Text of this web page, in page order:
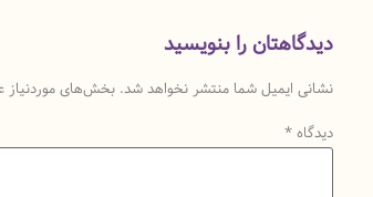
دیدگاهتان را بنویسید
نشانی ایمیل شما منتشر نخواهد شد. بخش‌های موردنیاز
دیدگاه *